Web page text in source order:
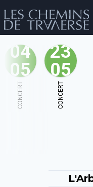
agenda
04
05
CONCERT
23
05
CONCERT